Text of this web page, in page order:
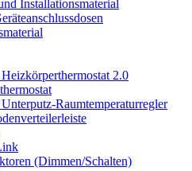
Installationsmaterial
2.0
Raumtemperaturregler
(Dimmen/Schalten)